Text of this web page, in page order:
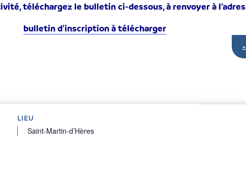
téléchargez le bulletin ci-dessous, à renvoyer à
bulletin d’inscription à télécharger
LIEU
Saint-Martin-d’Hères